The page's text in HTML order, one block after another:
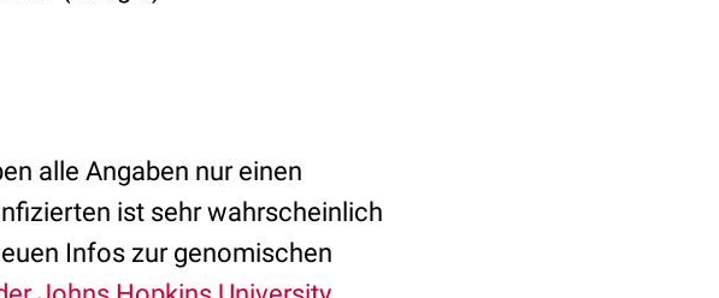
alle Angaben nur einen
ist sehr wahrscheinlich
Infos zur genomischen